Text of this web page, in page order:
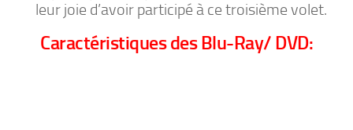
leur joie d’avoir participé à ce troisième volet.
Caractéristiques des Blu-Ray/ DVD: